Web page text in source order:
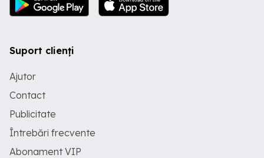
Suport clienți
Ajutor
Contact
Publicitate
Întrebări frecvente
Abonament VIP